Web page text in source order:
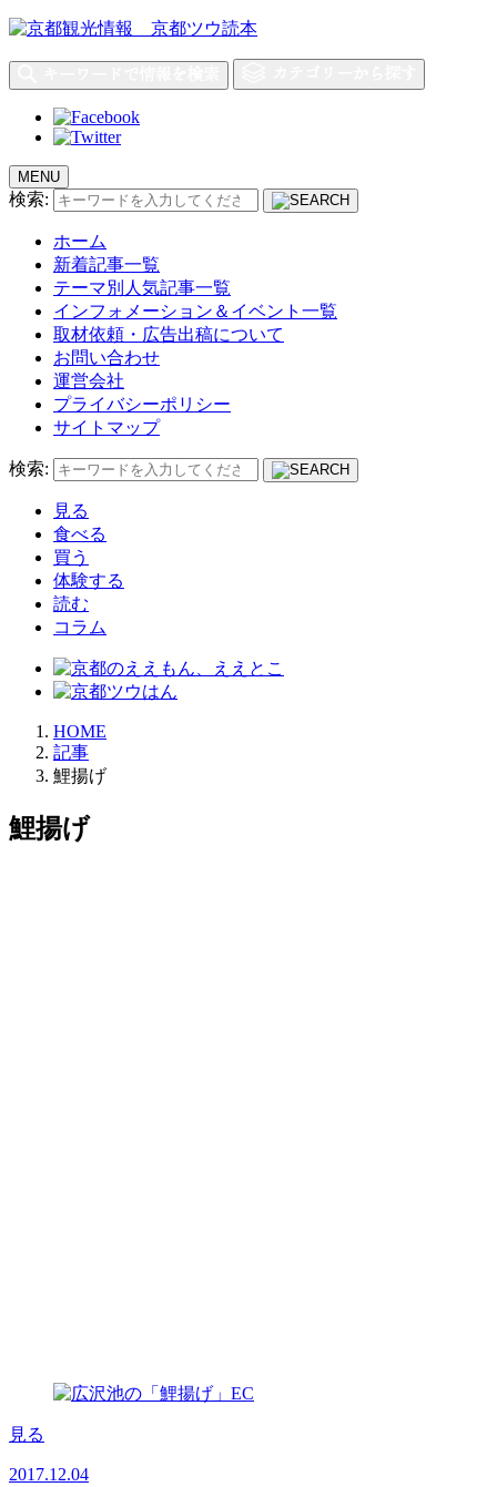
MENU
検索:
ホーム
新着記事一覧
テーマ別人気記事一覧
インフォメーション＆イベント一覧
取材依頼・広告出稿について
お問い合わせ
運営会社
プライバシーポリシー
サイトマップ
検索:
見る
食べる
買う
体験する
読む
コラム
HOME
記事
鯉揚げ
鯉揚げ
見る
2017.12.04